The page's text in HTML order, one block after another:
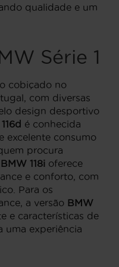
qualidade e um
Série 1
cobiçado no
com diversas
design desportivo
é conhecida
excelente consumo
procura
BMW 118i oferece
e conforto, com
Para os
a versão BMW
e características de
uma experiência